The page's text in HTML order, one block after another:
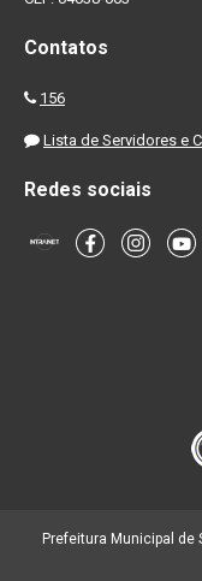
Contatos
156
Lista de Servidores e
Redes sociais
Prefeitura Municipal de